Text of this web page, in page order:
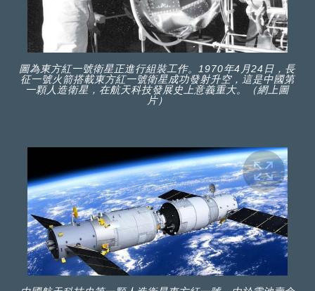
圖為東方紅一號衛星正進行組裝工作。1970年4月24日，長
征一號火箭搭載東方紅一號衛星成功發射升空，這是中國第
一顆人造衛星，在航天科技發展史上意義重大。（網上圖
片）